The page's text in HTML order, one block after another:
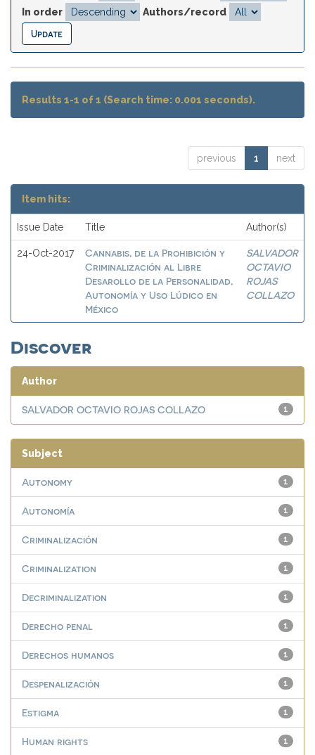
In order
Authors/record
Results 1-1 of 1 (Search time: 0.001 seconds).
previous 1 next
Item hits:
Issue Date Title Author(s)
24-Oct-2017
Cannabis, de la Prohibición y
Criminalización al Libre
Desarollo de la Personalidad,
Autonomía y Uso Lúdico en
México
SALVADOR
OCTAVIO
ROJAS
COLLAZO
Discover
Author
1
SALVADOR OCTAVIO ROJAS COLLAZO
Subject
1
Autonomy
1
Autonomía
1
Criminalización
1
Criminalization
1
Decriminalization
1
Derecho penal
1
Derechos humanos
1
Despenalización
1
Estigma
1
Human rights